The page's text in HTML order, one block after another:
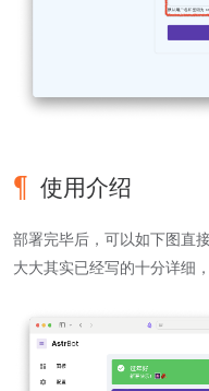
使用介绍
部署完毕后，可以如下图直
大大其实已经写的十分详细